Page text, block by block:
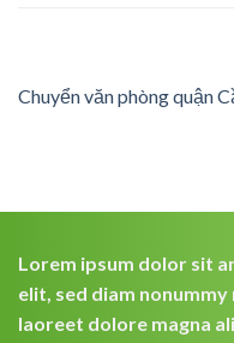
Chuyển văn phòng quận
Lorem ipsum dolor sit
elit, sed diam
laoreet dolore magna